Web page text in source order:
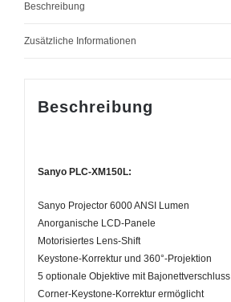
Beschreibung
Zusätzliche Informationen
Beschreibung
Sanyo PLC-XM150L:
Sanyo Projector 6000 ANSI Lumen
Anorganische LCD-Panele
Motorisiertes Lens-Shift
Keystone-Korrektur und 360°-Projektion
5 optionale Objektive mit Bajonettverschluss
Corner-Keystone-Korrektur ermöglicht